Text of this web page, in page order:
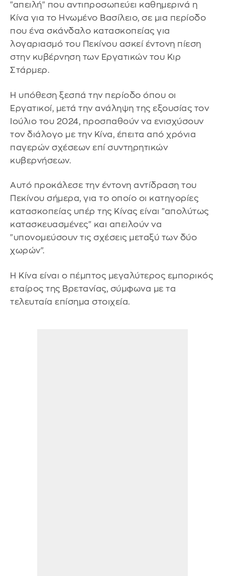
"απειλή" που αντιπροσωπεύει καθημερινά η
Κίνα για το Ηνωμένο Βασίλειο, σε μια περίοδο
που ένα σκάνδαλο κατασκοπείας για
λογαριασμό του Πεκίνου ασκεί έντονη πίεση
στην κυβέρνηση των Εργατικών του Κιρ
Στάρμερ.
Η υπόθεση ξεσπά την περίοδο όπου οι
Εργατικοί, μετά την ανάληψη της εξουσίας τον
Ιούλιο του 2024, προσπαθούν να ενισχύσουν
τον διάλογο με την Κίνα, έπειτα από χρόνια
παγερών σχέσεων επί συντηρητικών
κυβερνήσεων.
Αυτό προκάλεσε την έντονη αντίδραση του
Πεκίνου σήμερα, για το οποίο οι κατηγορίες
κατασκοπείας υπέρ της Κίνας είναι "απολύτως
κατασκευασμένες" και απειλούν να
"υπονομεύσουν τις σχέσεις μεταξύ των δύο
χωρών".
Η Κίνα είναι ο πέμπτος μεγαλύτερος εμπορικός
εταίρος της Βρετανίας, σύμφωνα με τα
τελευταία επίσημα στοιχεία.